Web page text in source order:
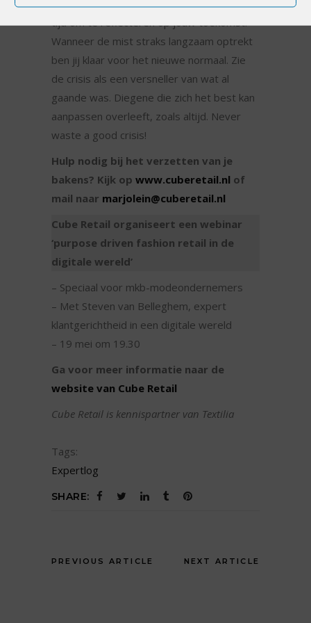
Neem naast je kortetermijnmanagement
tijd om te reflecteren op jouw toekomst.
Wanneer de mist straks langzaam optrekt
ben jij klaar voor het nieuwe normaal. Zie
de crisis als een versneller van wat al
gaande was. Diegene die zich het best kan
aanpassen overleeft, zoals altijd. Never
waste a good crisis!
Hulp nodig bij het verzetten van je
bakens? Kijk op www.cuberetail.nl of
mail naar marjolein@cuberetail.nl
Cube Retail organiseert een webinar
‘purpose driven fashion retail in de
digitale wereld’
– Speciaal voor mkb-modeondernemers
– Met Steven van Belleghem, expert
klantgerichtheid in een digitale wereld
– 19 mei om 19.30
Ga voor meer informatie naar de
website van Cube Retail
Cube Retail is kennispartner van Textilia
Tags:
Expertlog
SHARE:
PREVIOUS ARTICLE NEXT ARTICLE